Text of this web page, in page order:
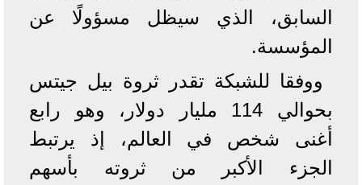
السابق، الذي سيظل مسؤولًا عن
المؤسسة.
ووفقا للشبكة تقدر ثروة بيل جيتس
بحوالي 114 مليار دولار، وهو رابع
أغنى شخص في العالم، إذ يرتبط
الجزء الأكبر من ثروته بأسهم